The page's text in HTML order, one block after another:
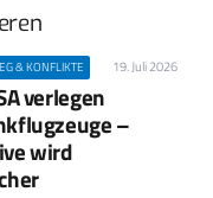
& KONFLIKTE 19. Juli 2026
verlegen
–
wird